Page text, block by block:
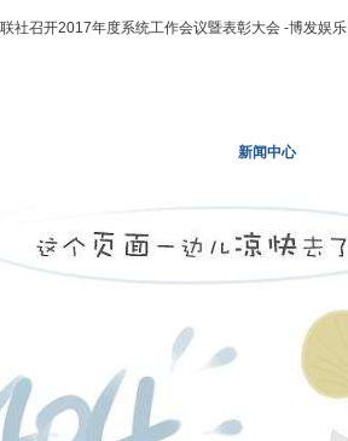
联社召开2017年度系统工作会议暨表彰大会 -博发娱乐
新闻中心